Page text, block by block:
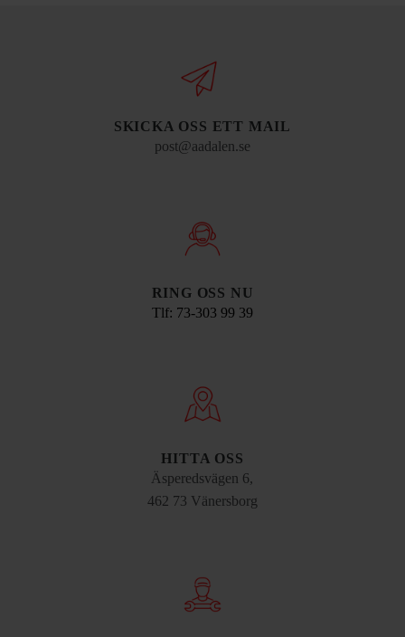
SKICKA OSS ETT MAIL
post@aadalen.se
RING OSS NU
Tlf: 73-303 99 39
HITTA OSS
Äsperedsvägen 6,
462 73 Vänersborg